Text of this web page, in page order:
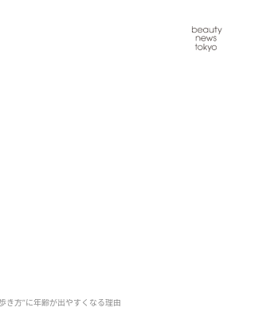
き方”に年齢が出やすくなる理由